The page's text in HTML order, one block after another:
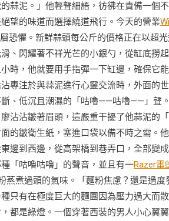
蒜泥。」他輕聲細語，彷彿在責備一個
望的味道而選擇繞道飛行。今天的營業
恐懼。新鮮蒜頭每公斤的價格正在以超
、閃耀著不祥光芒的小銀勺，從缸底撈
時，他就要用手指彈一下缸邊，確保它
專注於與蒜泥進行心靈交流時，外面的
、低沉且潮濕的「咕嚕——咕嚕——」聲
沾沾皺著眉頭，這嚴重干擾了他蒜泥的
的皺衛生紙，塞進口袋以備不時之需。
邊到西邊，從高架橋到巷弄口，全部變
「咕嚕咕嚕」的聲音，並且有一Razer雷
煮過頭的氣味。「麵粉焦慮？還是過
只有在極度巨大的麵團因為壓力過大而
都是綠燈。一個穿著西裝的男人小心翼